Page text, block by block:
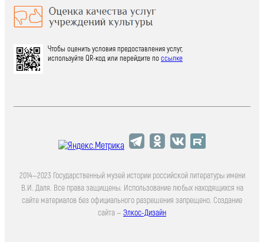
Чтобы оценить условия предоставления услуг,
используйте QR-код или перейдите поссылке
2014—2023 Государственный музей истории российской литературы имени
В.И. Даля. Все права защищены. Использование любых находящихся на
сайте материалов без официального разрешения запрещено. Создание
сайта — Элкос-Дизайн